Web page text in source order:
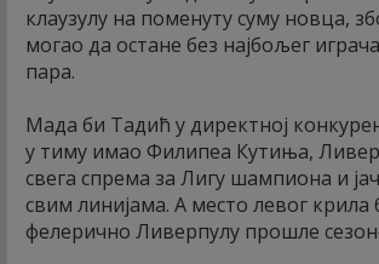
клаузулу на поменуту суму новца,
могао да остане без најбољег
пара.
Мада би Тадић у директној
у тиму имао Филипеа Кутиња,
свега спрема за Лигу шампиона и
свим линијама. А место левог крила
фелерично Ливерпулу прошле